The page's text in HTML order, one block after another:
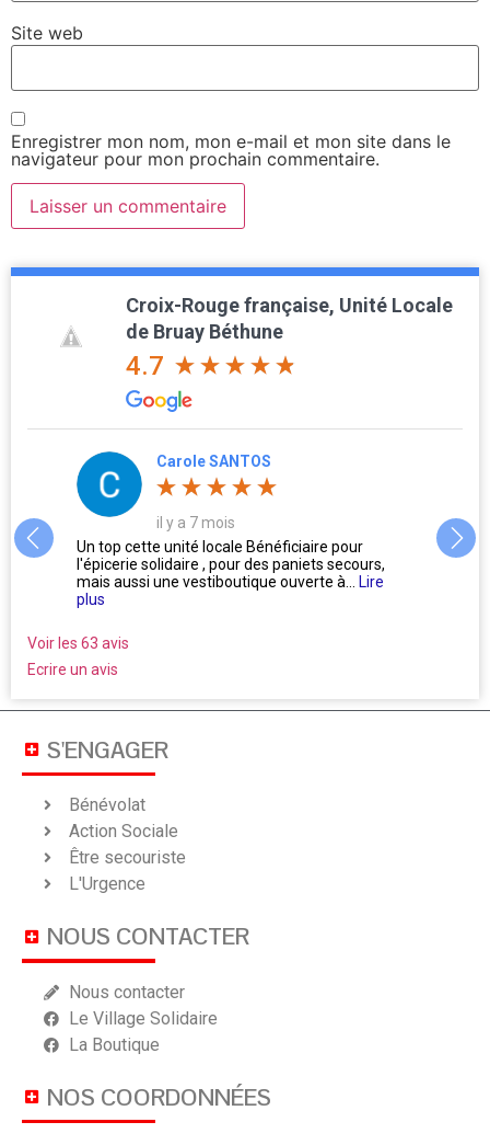
Site web
Enregistrer mon nom, mon e-mail et mon site dans le
navigateur pour mon prochain commentaire.
Croix-Rouge française, Unité Locale
de Bruay Béthune
4.7
Carole SANTOS
il y a 7 mois
Un top cette unité locale Bénéficiaire pour
l'épicerie solidaire , pour des paniets secours,
mais aussi une vestiboutique ouverte à...
Lire
plus
Voir les 63 avis
Ecrire un avis
S'ENGAGER
Bénévolat
Action Sociale
Être secouriste
L'Urgence
NOUS CONTACTER
Nous contacter
Le Village Solidaire
La Boutique
NOS COORDONNÉES